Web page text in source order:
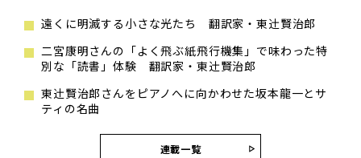
遠くに明滅する小さな光たち 翻訳家・東辻󠄀賢治郎
二宮康明さんの「よく飛ぶ紙飛行機集」で味わった特
別な「読書」体験 翻訳家・東辻󠄀賢治郎
東辻󠄀賢治郎さんをピアノへに向かわせた坂本龍一とサ
ティの名曲
連載一覧